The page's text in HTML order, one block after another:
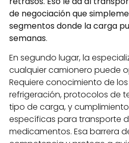
de negociación que
segmentos donde la carga
semanas.
En segundo lugar, la
cualquier camionero puede
Requiere conocimiento de
refrigeración, protocolos de
tipo de carga, y
específicas para transporte
medicamentos. Esa barrera